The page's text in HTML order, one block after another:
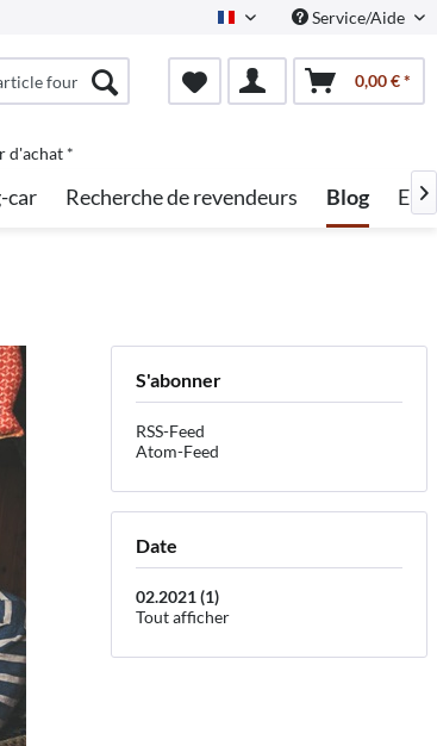
French Service/Aide
0,00 € *
d'achat *
car Recherche de revendeurs Blog 
S'abonner
RSS-Feed
Atom-Feed
Date
02.2021 (1)
Tout afficher